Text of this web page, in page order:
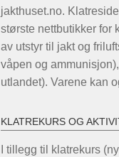
jakthuset.no.
største nettbutikker for
av utstyr til jakt og
våpen og
utlandet). Varene kan
KLATREKURS OG
I tillegg til klatrekurs